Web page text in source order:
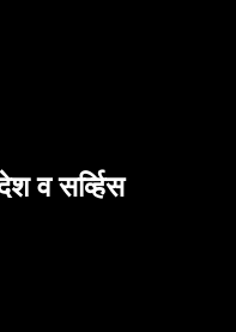
व सर्व्हिस